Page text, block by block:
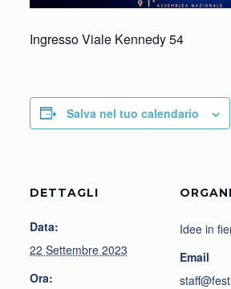
Ingresso Viale Kennedy 54
Salva nel tuo calendario
DETTAGLI
Data:
22 Settembre 2023
Ora:
Idee in
Email